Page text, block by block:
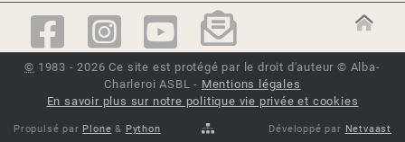
© 1983 - 2026 Ce site est protégé par le droit d'auteur © Alba-
Charleroi ASBL - Mentions légales
En savoir plus sur notre politique vie privée et cookies
Propulsé par Plone & Python Développé par Netvaast